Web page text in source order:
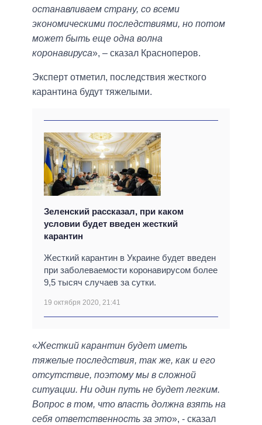
останавливаем страну, со всеми
экономическими последствиями, но потом
может быть еще одна волна
коронавируса», – сказал Красноперов.
Эксперт отметил, последствия жесткого
карантина будут тяжелыми.
Зеленский рассказал, при каком
условии будет введен жесткий
карантин
Жесткий карантин в Украине будет введен
при заболеваемости коронавирусом более
9,5 тысяч случаев за сутки.
19 октября 2020, 21:41
«Жесткий карантин будет иметь
тяжелые последствия, так же, как и его
отсутствие, поэтому мы в сложной
ситуации. Ни один путь не будет легким.
Вопрос в том, что власть должна взять на
себя ответственность за это», - сказал